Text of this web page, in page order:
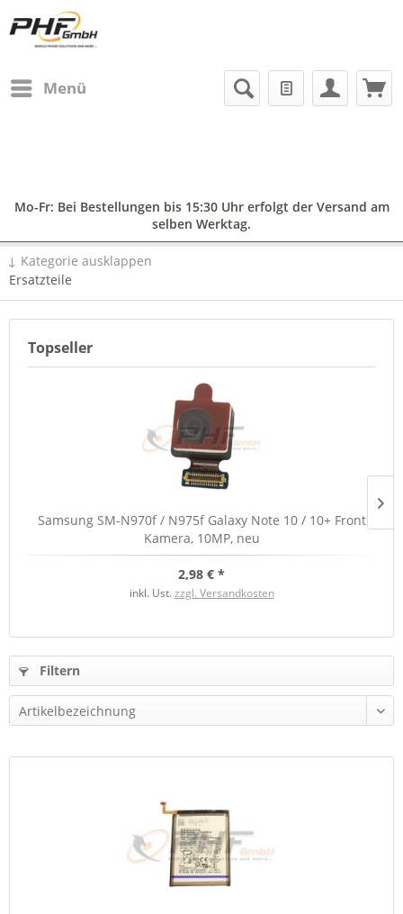
Menü
Mo-Fr: Bei Bestellungen bis 15:30 Uhr erfolgt der Versand am
selben Werktag.
↓ Kategorie ausklappen
Ersatzteile
Topseller
Samsung SM-N970f / N975f Galaxy Note 10 / 10+ Front
Kamera, 10MP, neu
2,98 € *
inkl. Ust.zzgl. Versandkosten
Filtern